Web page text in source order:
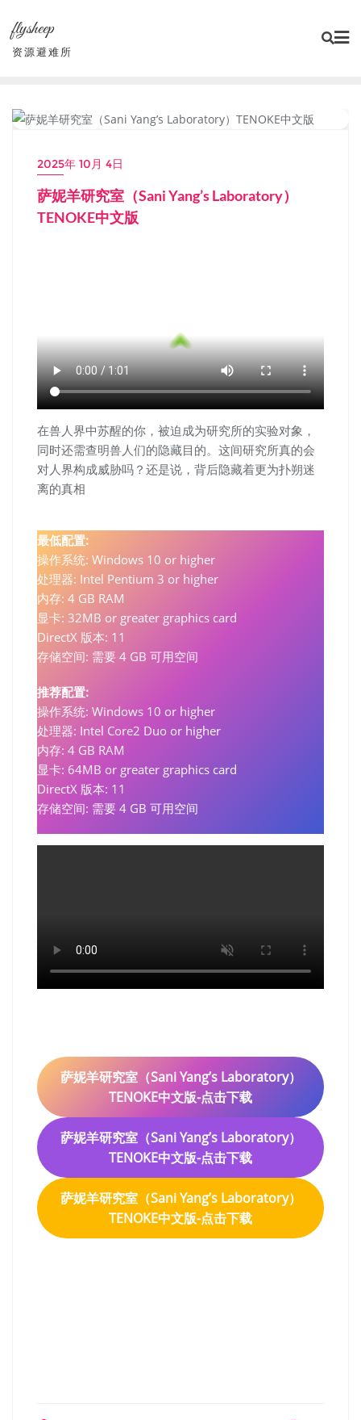
content
flysheep
资源避难所
2025年 10月 4日
萨妮羊研究室（Sani Yang’s Laboratory）
TENOKE中文版
在兽人界中苏醒的你，被迫成为研究所的实验对象，
同时还需查明兽人们的隐藏目的。这间研究所真的会
对人界构成威胁吗？还是说，背后隐藏着更为扑朔迷
离的真相
最低配置:
操作系统: Windows 10 or higher
处理器: Intel Pentium 3 or higher
内存: 4 GB RAM
显卡: 32MB or greater graphics card
DirectX 版本: 11
存储空间: 需要 4 GB 可用空间
推荐配置:
操作系统: Windows 10 or higher
处理器: Intel Core2 Duo or higher
内存: 4 GB RAM
显卡: 64MB or greater graphics card
DirectX 版本: 11
存储空间: 需要 4 GB 可用空间
萨妮羊研究室（Sani Yang’s Laboratory）
TENOKE中文版-点击下载
萨妮羊研究室（Sani Yang’s Laboratory）
TENOKE中文版-点击下载
萨妮羊研究室（Sani Yang’s Laboratory）
TENOKE中文版-点击下载